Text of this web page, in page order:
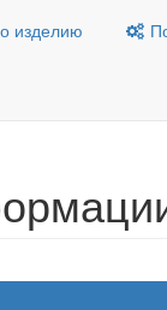
изделию